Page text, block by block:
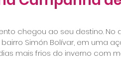
chegou ao seu destino. No
Simón Bolívar, em uma
mais frios do inverno com